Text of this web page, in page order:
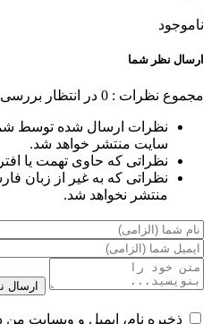
ناموجود
ارسال نظر شما
مجموع نظرات : 0 در انتظار بررسی :
نظرات ارسال شده توسط
سایت منتشر خواهد شد.
نظراتی که حاوی تهمت یا
نظراتی که به غیر از زبان
منتشر نخواهد شد.
ارسال
ذخیره نام، ایمیل و وبسایت